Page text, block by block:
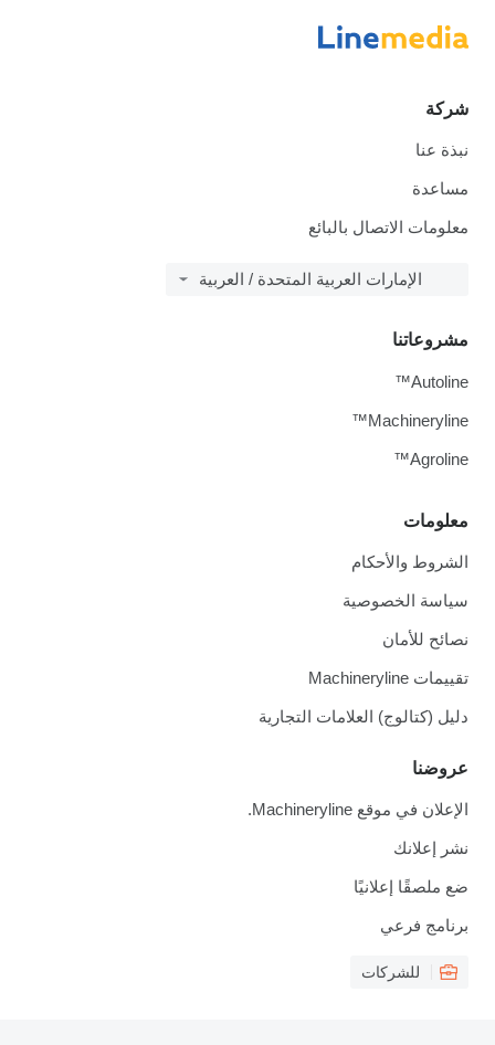
شركة
نبذة عنا
مساعدة
معلومات الاتصال بالبائع
الإمارات العربية المتحدة / العربية
معلومات
الشروط والأحكام
سياسة الخصوصية
نصائح للأمان
تقييمات Machineryline
دليل (كتالوج) العلامات التجارية
عروضنا
الإعلان في موقع Machineryline.
نشر إعلانك
ضع ملصقًا إعلانيًا
برنامج فرعي
للشركات
مشروعاتنا
Autoline™
Machineryline™
Agroline™